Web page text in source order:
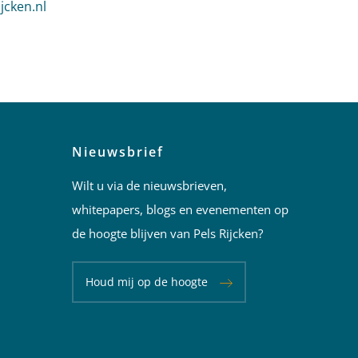
Mannekes
Nieuwsbrief
Wilt u via de nieuwsbrieven,
whitepapers, blogs en evenementen op
de hoogte blijven van Pels Rijcken?
Houd mij op de hoogte